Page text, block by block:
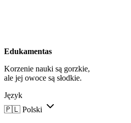
Edukamentas
Korzenie nauki są gorzkie,
ale jej owoce są słodkie.
Język
🇵🇱 Polski